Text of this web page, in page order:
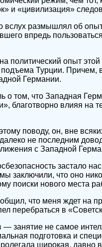
и «цивилизация»
вслух размышлял об
впредь
политический опыт
подъема Турции. Причем,
Германии.
о том, что Западная
благотворно влияя на
поводу, он, вне
не последним
с Западной
застало
заключили, что оно
поиски нового места
что меня ждет на
перебраться в
занятие не самое
подготовка и
широкая, давно